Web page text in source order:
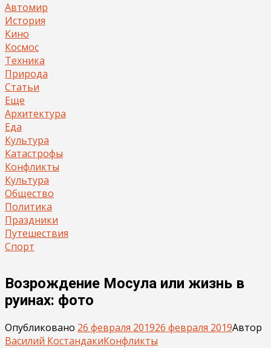
Автомир
История
Кино
Космос
Техника
Природа
Статьи
Еще
Архитектура
Еда
Культура
Катастрофы
Конфликты
Культура
Общество
Политика
Праздники
Путешествия
Спорт
Возрождение Мосула или жизнь в
руинах: фото
Опубликовано 26 февраля 201926 февраля 2019Автор
Василий КостандакиКонфликты